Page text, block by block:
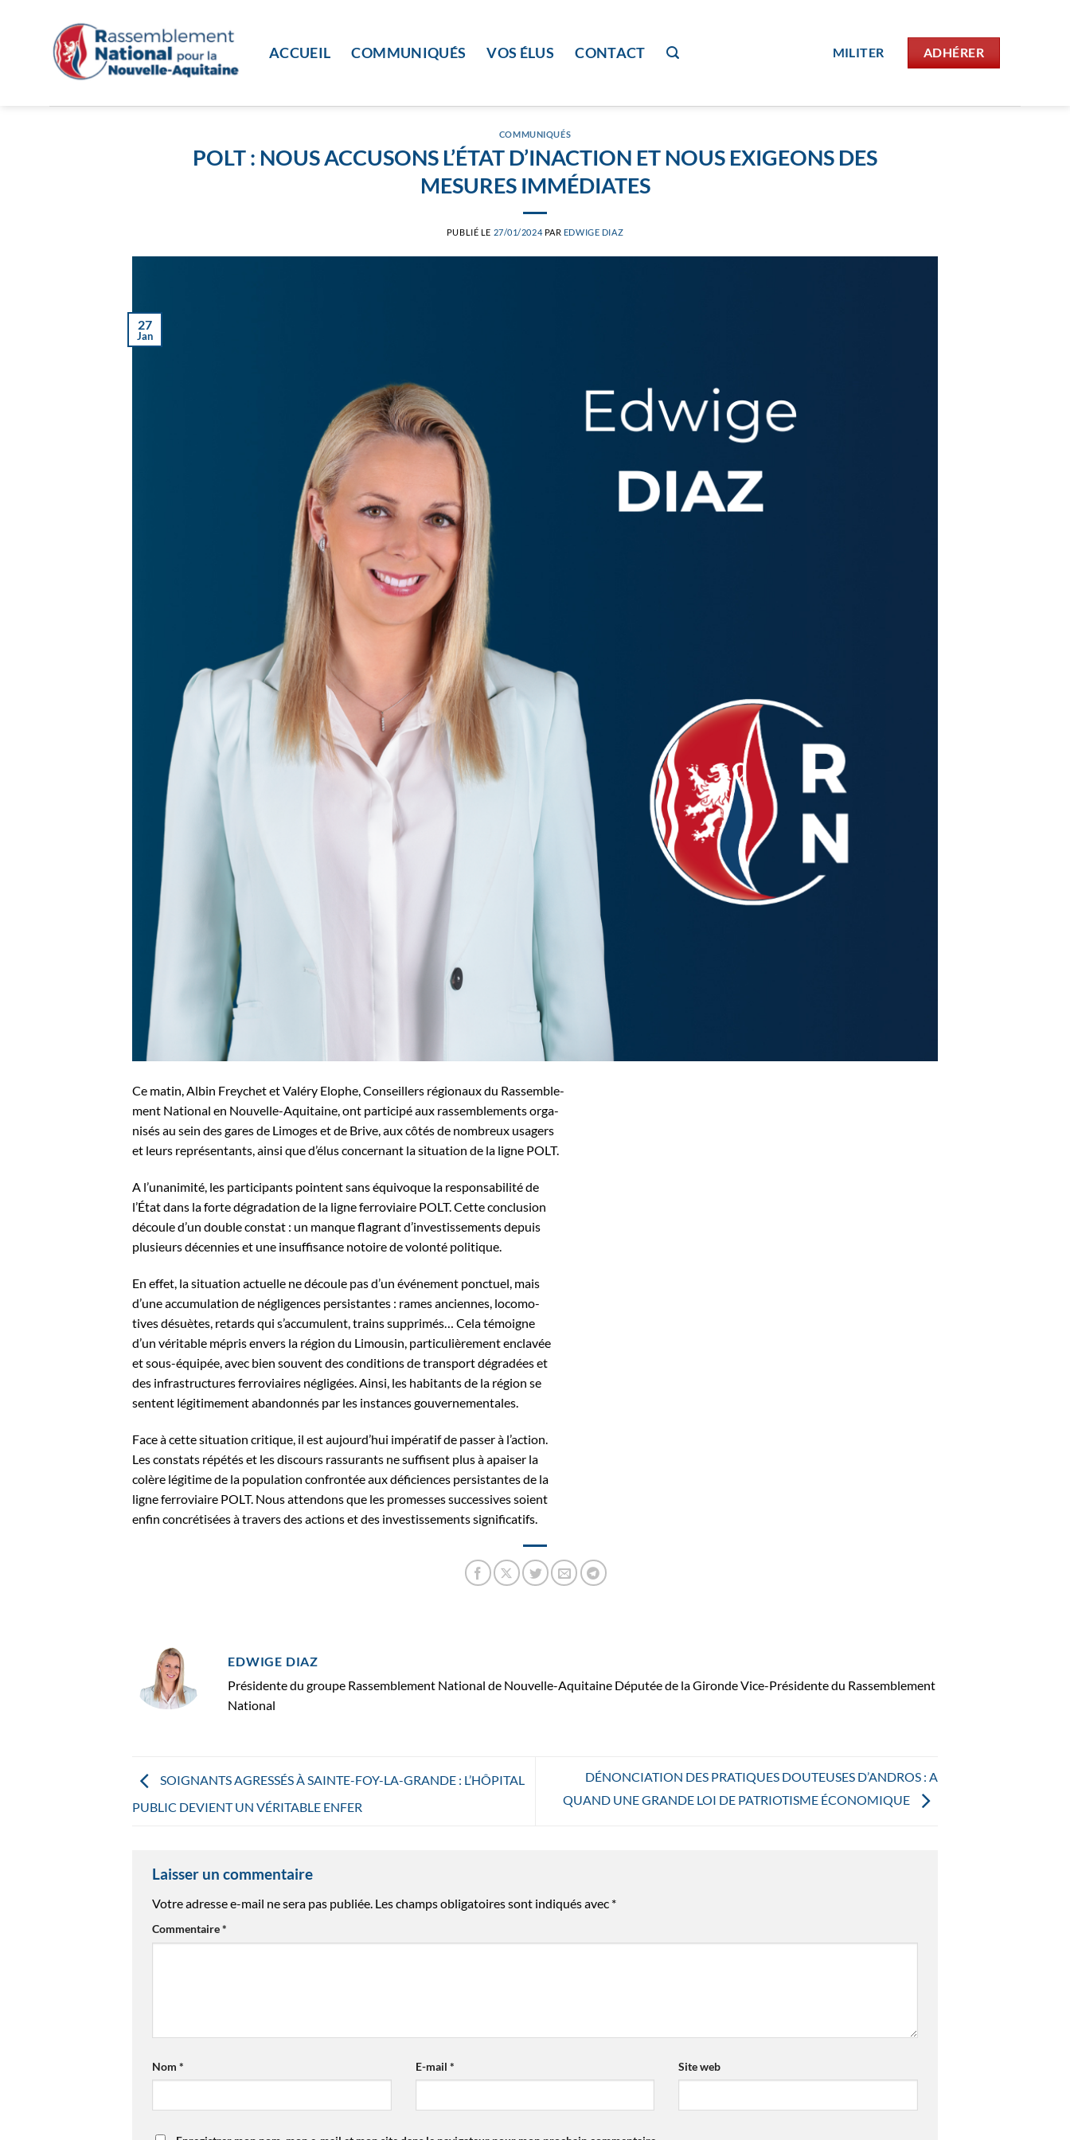
ACCUEIL COMMUNIQUÉS VOS ÉLUS CONTACT MILITER ADHÉRER
COMMUNIQUÉS
POLT : NOUS ACCUSONS L’ÉTAT D’INACTION ET NOUS EXIGEONS DES
MESURES IMMÉDIATES
PUBLIÉ LE 27/01/2024 PAR EDWIGE DIAZ
27
Jan
Ce matin, Albin Freychet et Valéry Elophe, Conseillers régionaux du Rassemble-
ment National en Nouvelle-Aquitaine, ont participé aux rassemblements orga-
nisés au sein des gares de Limoges et de Brive, aux côtés de nombreux usagers
et leurs représentants, ainsi que d’élus concernant la situation de la ligne POLT.
A l’unanimité, les participants pointent sans équivoque la responsabilité de
l’État dans la forte dégradation de la ligne ferroviaire POLT. Cette conclusion
découle d’un double constat : un manque flagrant d’investissements depuis
plusieurs décennies et une insuffisance notoire de volonté politique.
En effet, la situation actuelle ne découle pas d’un événement ponctuel, mais
d’une accumulation de négligences persistantes : rames anciennes, locomo-
tives désuètes, retards qui s’accumulent, trains supprimés… Cela témoigne
d’un véritable mépris envers la région du Limousin, particulièrement enclavée
et sous-équipée, avec bien souvent des conditions de transport dégradées et
des infrastructures ferroviaires négligées. Ainsi, les habitants de la région se
sentent légitimement abandonnés par les instances gouvernementales.
Face à cette situation critique, il est aujourd’hui impératif de passer à l’action.
Les constats répétés et les discours rassurants ne suffisent plus à apaiser la
colère légitime de la population confrontée aux déficiences persistantes de la
ligne ferroviaire POLT. Nous attendons que les promesses successives soient
enfin concrétisées à travers des actions et des investissements significatifs.
EDWIGE DIAZ
Présidente du groupe Rassemblement National de Nouvelle-Aquitaine Députée de la Gironde Vice-Présidente du Rassemblement
National
SOIGNANTS AGRESSÉS À SAINTE-FOY-LA-GRANDE : L’HÔPITAL
PUBLIC DEVIENT UN VÉRITABLE ENFER
DÉNONCIATION DES PRATIQUES DOUTEUSES D’ANDROS : A
QUAND UNE GRANDE LOI DE PATRIOTISME ÉCONOMIQUE
Laisser un commentaire
Votre adresse e-mail ne sera pas publiée. Les champs obligatoires sont indiqués avec *
Commentaire*
Nom* E-mail * Site web